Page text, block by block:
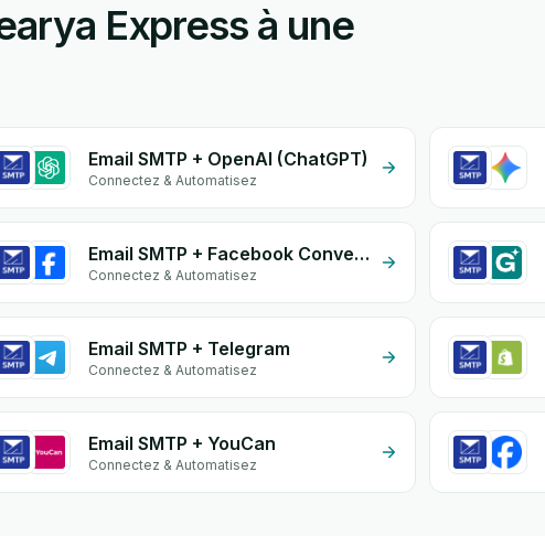
Express à une
Email SMTP + OpenAI (ChatGPT)
Connectez & Automatisez
Email SMTP + Facebook Conversion API (CAPI)
Connectez & Automatisez
Email SMTP + Telegram
Connectez & Automatisez
Email SMTP + YouCan
Connectez & Automatisez